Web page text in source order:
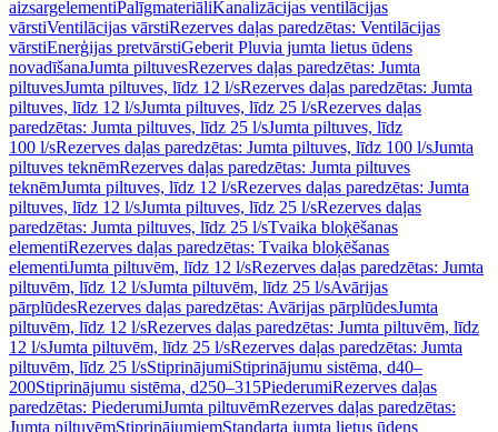
aizsargelementiPalīgmateriāliKanalizācijas ventilācijas
vārstiVentilācijas vārstiRezerves daļas paredzētas: Ventilācijas
vārstiEnerģijas pretvārstiGeberit Pluvia jumta lietus ūdens
novadīšanaJumta piltuvesRezerves daļas paredzētas: Jumta
piltuvesJumta piltuves, līdz 12 l/sRezerves daļas paredzētas: Jumta
piltuves, līdz 12 l/sJumta piltuves, līdz 25 l/sRezerves daļas
paredzētas: Jumta piltuves, līdz 25 l/sJumta piltuves, līdz
100 l/sRezerves daļas paredzētas: Jumta piltuves, līdz 100 l/sJumta
piltuves teknēmRezerves daļas paredzētas: Jumta piltuves
teknēmJumta piltuves, līdz 12 l/sRezerves daļas paredzētas: Jumta
piltuves, līdz 12 l/sJumta piltuves, līdz 25 l/sRezerves daļas
paredzētas: Jumta piltuves, līdz 25 l/sTvaika bloķēšanas
elementiRezerves daļas paredzētas: Tvaika bloķēšanas
elementiJumta piltuvēm, līdz 12 l/sRezerves daļas paredzētas: Jumta
piltuvēm, līdz 12 l/sJumta piltuvēm, līdz 25 l/sAvārijas
pārplūdesRezerves daļas paredzētas: Avārijas pārplūdesJumta
piltuvēm, līdz 12 l/sRezerves daļas paredzētas: Jumta piltuvēm, līdz
12 l/sJumta piltuvēm, līdz 25 l/sRezerves daļas paredzētas: Jumta
piltuvēm, līdz 25 l/sStiprinājumiStiprinājumu sistēma, d40–
200Stiprinājumu sistēma, d250–315PiederumiRezerves daļas
paredzētas: PiederumiJumta piltuvēmRezerves daļas paredzētas:
Jumta piltuvēmStiprinājumiemStandarta jumta lietus ūdens